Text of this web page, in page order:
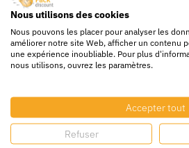
la poussière et
l’humidité modérée,
les frottements légers
fréquentes.
Format pratique
Le format22 x 36 cmfacilite
conditionnement et la
Nous utilisons des cookies
Nous pouvons les placer pour analyser les
améliorer notre site Web, afficher un contenu
une expérience inoubliable. Pour plus
nous utilisons, ouvrez les paramètres.
Accepter tout
Refuser